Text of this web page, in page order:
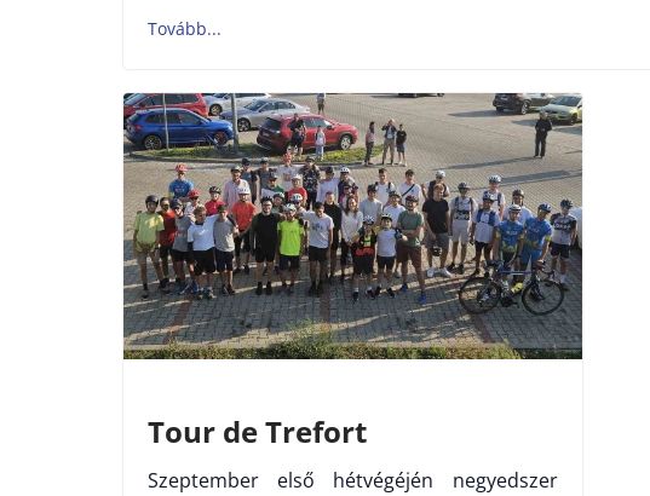
Tour de Trefort
Szeptember első hétvégéjén negyedszer